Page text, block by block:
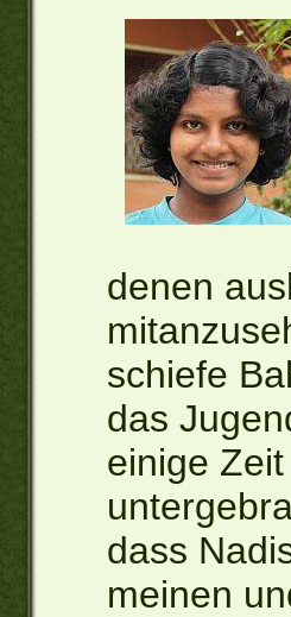
denen
schiefe
das
einige
dass
meinen